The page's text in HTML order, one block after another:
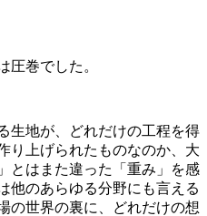
圧巻でした。
生地が、どれだけの工程を得
り上げられたものなのか、大
とはまた違った「重み」を感
他のあらゆる分野にも言える
の世界の裏に、どれだけの想